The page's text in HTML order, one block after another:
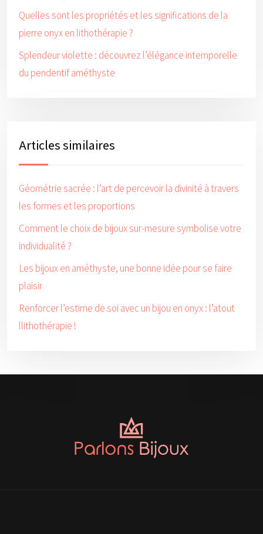
Quelles sont les propriétés et les significations de la
pierre onyx en lithothérapie ?
Splendeur violette : découvrez l’élégance intemporelle
du pendentif améthyste
Articles similaires
Géométrie sacrée : l’art de percevoir la divinité à travers
les formes et les proportions
Comment le choix de bijoux sur-mesure symbolise votre
individualité ?
Les bijoux en améthyste, une bonne idée pour se faire
plaisir
Renforcer l’estime de soi avec un bijou en onyx : l’atout
llithothérapie !